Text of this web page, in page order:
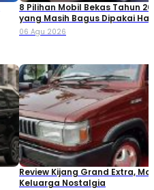
8 Pilihan Mobil Bekas Tahun
yang Masih Bagus Dipakai
2026
06 Agu 2026
Review Kijang Grand Extra,
Keluarga Nostalgia